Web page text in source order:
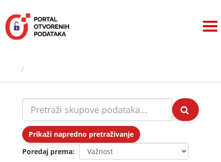
sadržaj
Prikaži napredno pretraživanje
Poredaj prema